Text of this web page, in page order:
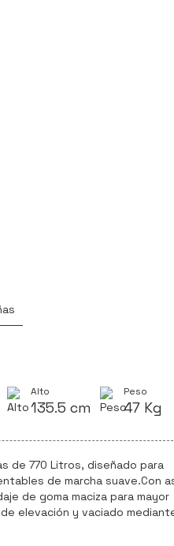
Alto
135.5 cm
Peso
47 Kg
de 770 Litros, diseñado para
de marcha suave.Con
de goma maciza para mayor
elevación y vaciado